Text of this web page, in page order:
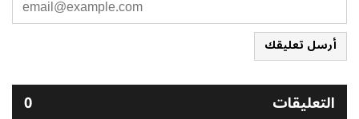
أرسل تعليقك
التعليقات 0